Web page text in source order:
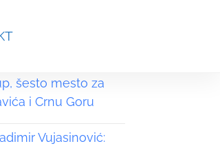
šesto mesto za
i Crnu Goru
Vujasinović: